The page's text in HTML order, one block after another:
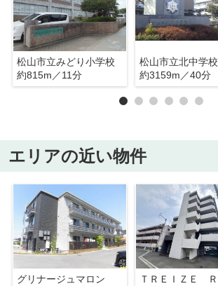
松山市立みどり小学校
約815m／11分
松山市立北中学校
約3159m／40分
エリアの近い物件
グリナージュマロン